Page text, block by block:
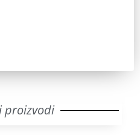
proizvodi